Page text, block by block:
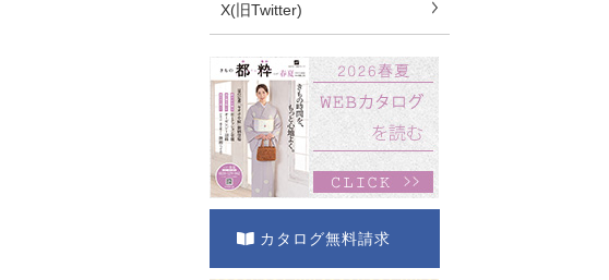
X(旧Twitter)
カタログ無料請求